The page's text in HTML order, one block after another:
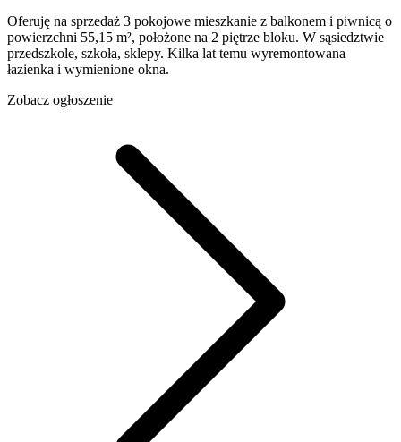
Oferuję na sprzedaż 3 pokojowe mieszkanie z balkonem i piwnicą o
powierzchni 55,15 m², położone na 2 piętrze bloku. W sąsiedztwie
przedszkole, szkoła, sklepy. Kilka lat temu wyremontowana
łazienka i wymienione okna.
Zobacz ogłoszenie